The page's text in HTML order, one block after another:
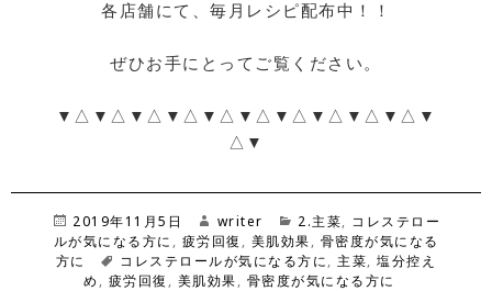
各店舗にて、毎月レシピ配布中！！
ぜひお手にとってご覧ください。
▼△▼△▼△▼△▼△▼△▼△▼△▼△▼△▼
△▼
投
稿
日:
2019年11月5日
作
成
者
writer
カ
テ
ゴ
リ
2.主菜, コレステロー
ルが気になる方に , 疲労回復 , 美肌効果, 骨密度が気になる
方に
タ
グ
コレステロールが気になる方に, 主菜,塩分控え
め , 疲労回復 , 美肌効果, 骨密度が気になる方に